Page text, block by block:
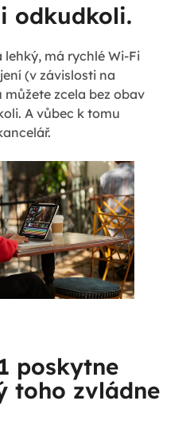
odkudkoli.
lehký, má rychlé Wi-Fi
(v závislosti na
zcela bez obav
A vůbec k tomu
poskytne
toho zvládne